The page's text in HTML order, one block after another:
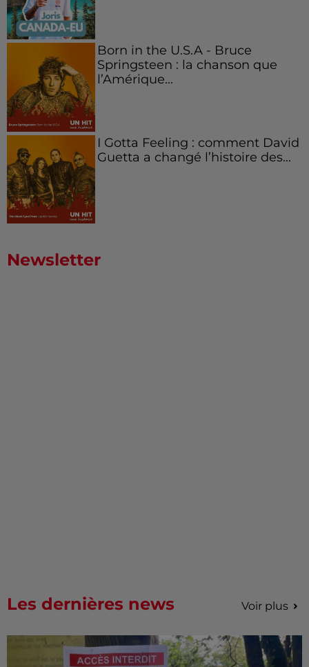
Born in the U.S.A - Bruce
Springsteen : la chanson que
l’Amérique...
I Gotta Feeling : comment David
Guetta a changé l’histoire des...
Newsletter
Les dernières news Voir plus